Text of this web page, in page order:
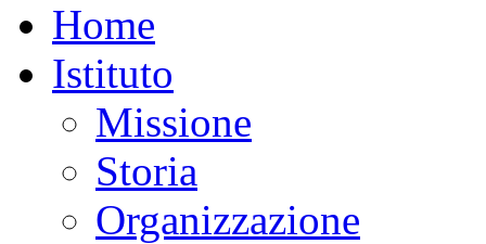
Home
Istituto
Missione
Storia
Organizzazione